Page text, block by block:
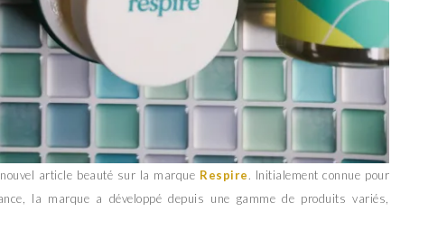
article beauté sur la marque Respire. Initialement connue pour
la marque a développé depuis une gamme de produits variés,